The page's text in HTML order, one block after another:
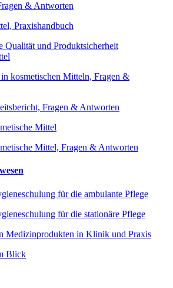
& Antworten
Praxishandbuch
Qualität und Produktsicherheit
kosmetischen Mitteln, Fragen &
Fragen & Antworten
Mittel
Mittel, Fragen & Antworten
für die ambulante Pflege
für die stationäre Pflege
Medizinprodukten in Klinik und Praxis
Blick